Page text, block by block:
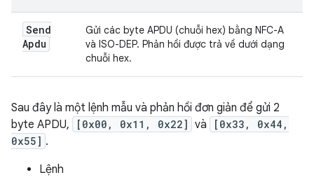
Send
Apdu
Gửi các byte APDU (chuỗi hex) bằng NFC-A
và ISO-DEP. Phản hồi được trả về dưới dạng
chuỗi hex.
Sau đây là một lệnh mẫu và phản hồi đơn giản để gửi 2
byte APDU,
[0x00, 0x11, 0x22] và
[0x33, 0x44,
0x55] .
Lệnh